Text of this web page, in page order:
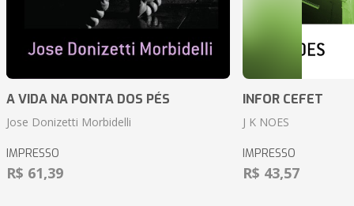
A VIDA NA PONTA DOS PÉS
Jose Donizetti Morbidelli
IMPRESSO
R$ 61,39
INFOR CEFET
J K NOES
IMPRESSO
R$ 43,57